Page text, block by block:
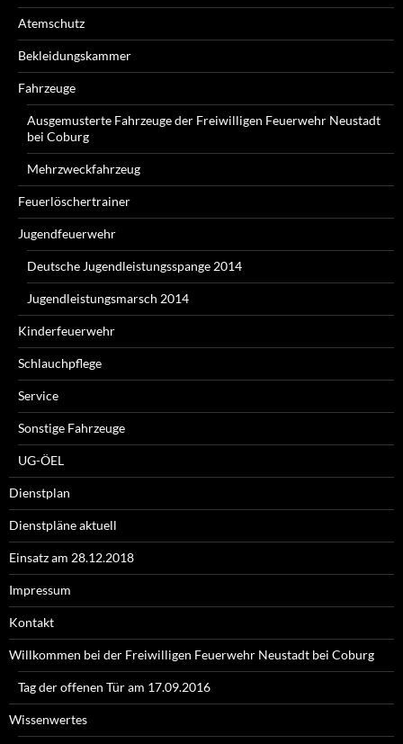
Atemschutz
Bekleidungskammer
Fahrzeuge
Ausgemusterte Fahrzeuge der Freiwilligen Feuerwehr Neustadt
bei Coburg
Mehrzweckfahrzeug
Feuerlöschertrainer
Jugendfeuerwehr
Deutsche Jugendleistungsspange 2014
Jugendleistungsmarsch 2014
Kinderfeuerwehr
Schlauchpflege
Service
Sonstige Fahrzeuge
UG-ÖEL
Dienstplan
Dienstpläne aktuell
Einsatz am 28.12.2018
Impressum
Kontakt
Willkommen bei der Freiwilligen Feuerwehr Neustadt bei Coburg
Tag der offenen Tür am 17.09.2016
Wissenwertes